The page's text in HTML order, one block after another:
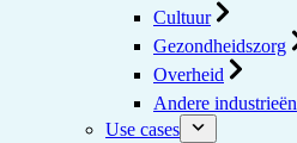
Cultuur
Gezondheidszorg
Overheid
Andere industrieën
Use cases